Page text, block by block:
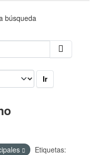
búsqueda
Ir
Etiquetas: